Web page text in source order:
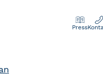
Press